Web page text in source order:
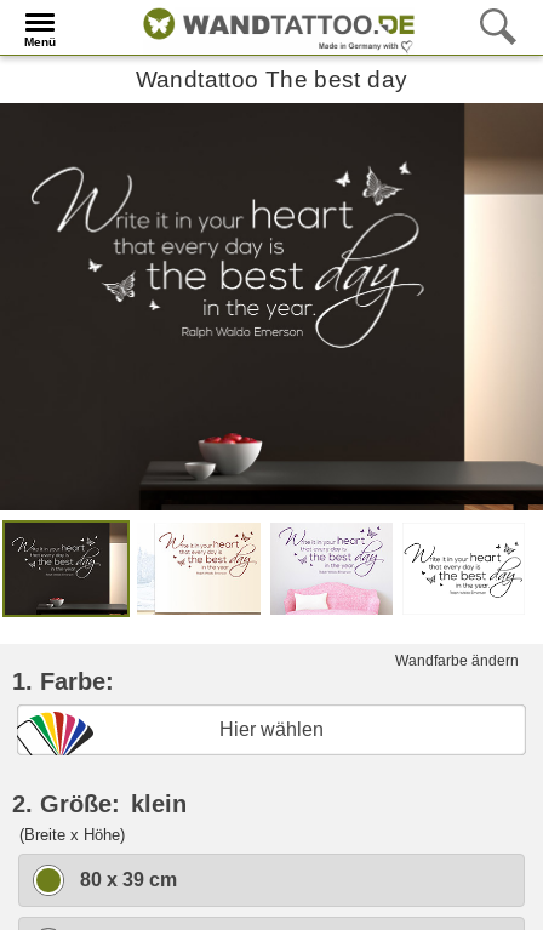
Menü
Wandtattoo The best day
Wandfarbe ändern
1. Farbe:
Hier wählen
2. Größe: klein
(Breite x Höhe)
80 x 39 cm